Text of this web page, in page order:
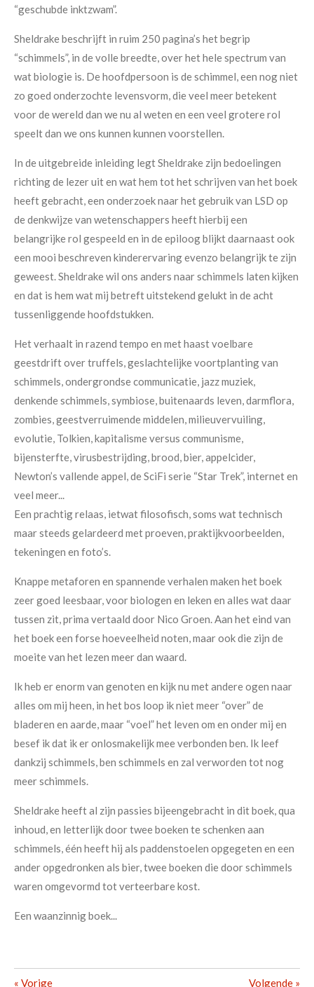
“geschubde inktzwam”.
Sheldrake beschrijft in ruim 250 pagina’s het begrip
“schimmels”, in de volle breedte, over het hele spectrum van
wat biologie is. De hoofdpersoon is de schimmel, een nog niet
zo goed onderzochte levensvorm, die veel meer betekent
voor de wereld dan we nu al weten en een veel grotere rol
speelt dan we ons kunnen kunnen voorstellen.
In de uitgebreide inleiding legt Sheldrake zijn bedoelingen
richting de lezer uit en wat hem tot het schrijven van het boek
heeft gebracht, een onderzoek naar het gebruik van LSD op
de denkwijze van wetenschappers heeft hierbij een
belangrijke rol gespeeld en in de epiloog blijkt daarnaast ook
een mooi beschreven kinderervaring evenzo belangrijk te zijn
geweest. Sheldrake wil ons anders naar schimmels laten kijken
en dat is hem wat mij betreft uitstekend gelukt in de acht
tussenliggende hoofdstukken.
Het verhaalt in razend tempo en met haast voelbare
geestdrift over truffels, geslachtelijke voortplanting van
schimmels, ondergrondse communicatie, jazz muziek,
denkende schimmels, symbiose, buitenaards leven, darmflora,
zombies, geestverruimende middelen, milieuvervuiling,
evolutie, Tolkien, kapitalisme versus communisme,
bijensterfte, virusbestrijding, brood, bier, appelcider,
Newton’s vallende appel, de SciFi serie “Star Trek”, internet en
veel meer...
Een prachtig relaas, ietwat filosofisch, soms wat technisch
maar steeds gelardeerd met proeven, praktijkvoorbeelden,
tekeningen en foto’s.
Knappe metaforen en spannende verhalen maken het boek
zeer goed leesbaar, voor biologen en leken en alles wat daar
tussen zit, prima vertaald door Nico Groen. Aan het eind van
het boek een forse hoeveelheid noten, maar ook die zijn de
moeite van het lezen meer dan waard.
Ik heb er enorm van genoten en kijk nu met andere ogen naar
alles om mij heen, in het bos loop ik niet meer “over” de
bladeren en aarde, maar “voel” het leven om en onder mij en
besef ik dat ik er onlosmakelijk mee verbonden ben. Ik leef
dankzij schimmels, ben schimmels en zal verworden tot nog
meer schimmels.
Sheldrake heeft al zijn passies bijeengebracht in dit boek, qua
inhoud, en letterlijk door twee boeken te schenken aan
schimmels, één heeft hij als paddenstoelen opgegeten en een
ander opgedronken als bier, twee boeken die door schimmels
waren omgevormd tot verteerbare kost.
Een waanzinnig boek...
« Vorige Volgende »